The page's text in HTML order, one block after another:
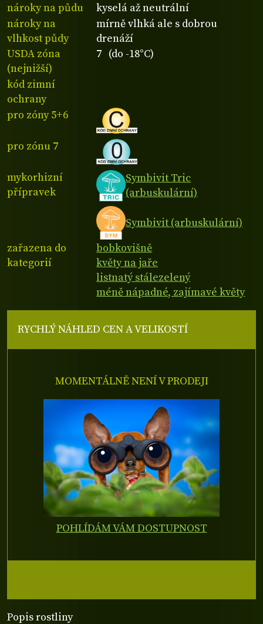
nároky na půdu
kyselá až neutrální
nároky na
vlhkost půdy
mírně vlhká ale s dobrou
drenáží
USDA zóna
(nejnižší)
7 (do -18°C)
kód zimní
ochrany
pro zóny 5+6
pro zónu 7
mykorhizní
přípravek
Symbivit Tric
(arbuskulární)
Symbivit (arbuskulární)
zařazena do
kategorií
bobkovišně
květy na jaře
listnatý stálezelený
méně nápadné, zajímavé květy
Popis rostliny
RYCHLÝ NÁHLED CEN A VELIKOSTÍ
MOMENTÁLNĚ NENÍ V PRODEJI
POHLÍDÁM VÁM DOSTUPNOST